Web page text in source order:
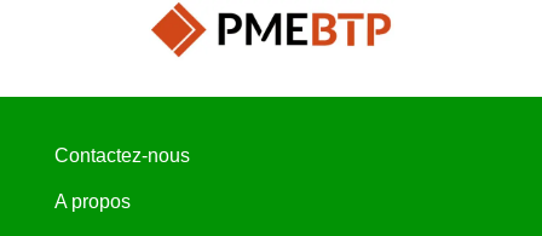
Contactez-nous
A propos